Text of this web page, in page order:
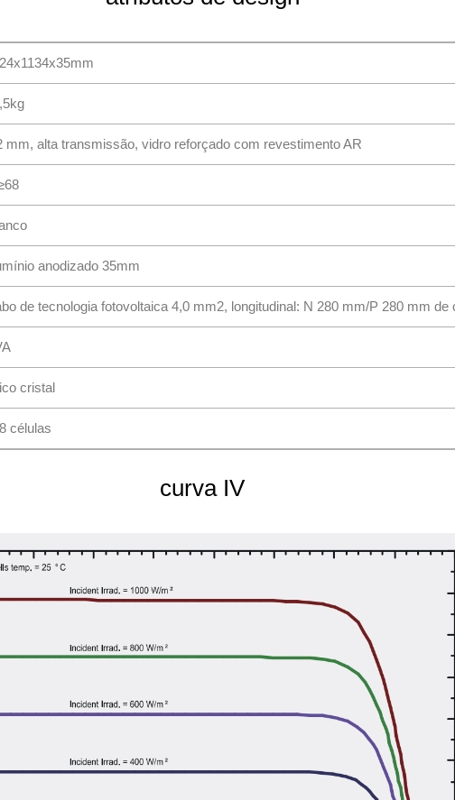
mm, alta transmissão, vidro reforçado com revestimento AR
anodizado 35mm
de tecnologia fotovoltaica 4,0 mm2, longitudinal: N 280 mm/P 280 mm
cristal
células
curva IV